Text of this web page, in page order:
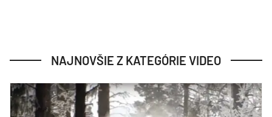
NAJNOVŠIE Z KATEGÓRIE VIDEO